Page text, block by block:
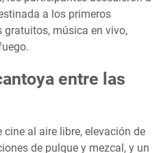
a los primeros
gratuitos, música en vivo,
entre las
al aire libre, elevación de
de pulque y mezcal, y un